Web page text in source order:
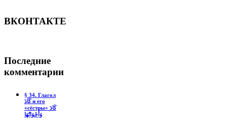
ВКОНТАКТЕ
Последние
комментарии
§ 34. Глагол
كَادَ и его
«сёстры» كَادَ
وَأَخَوَاتُهَا